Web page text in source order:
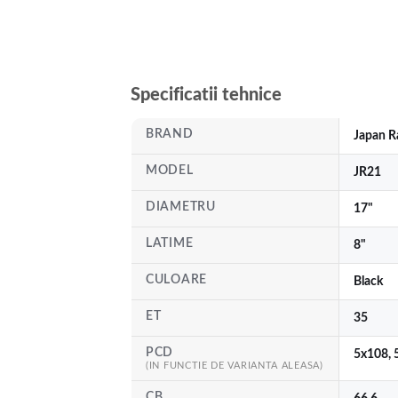
Specificatii tehnice
BRAND Japan
MODEL JR21
DIAMETRU 17"
LATIME 8"
CULOARE Black
ET 35
PCD
(IN FUNCTIE DE VARIANTA ALEASA)
5x108,